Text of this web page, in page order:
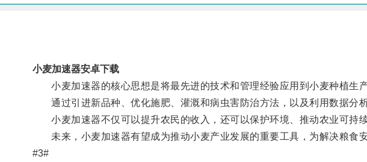
小麦加速器安卓下载
小麦加速器的核心思想是将最先进的技术和管理经验应用到小麦种植生产
通过引进新品种、优化施肥、灌溉和病虫害防治方法，以及利用数据分
小麦加速器不仅可以提升农民的收入，还可以保护环境、推动农业可持续
未来，小麦加速器有望成为推动小麦产业发展的重要工具，为解决粮食安
#3#